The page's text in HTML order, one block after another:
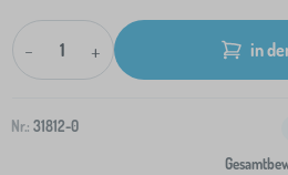
- + in
Nr.: 31812-0